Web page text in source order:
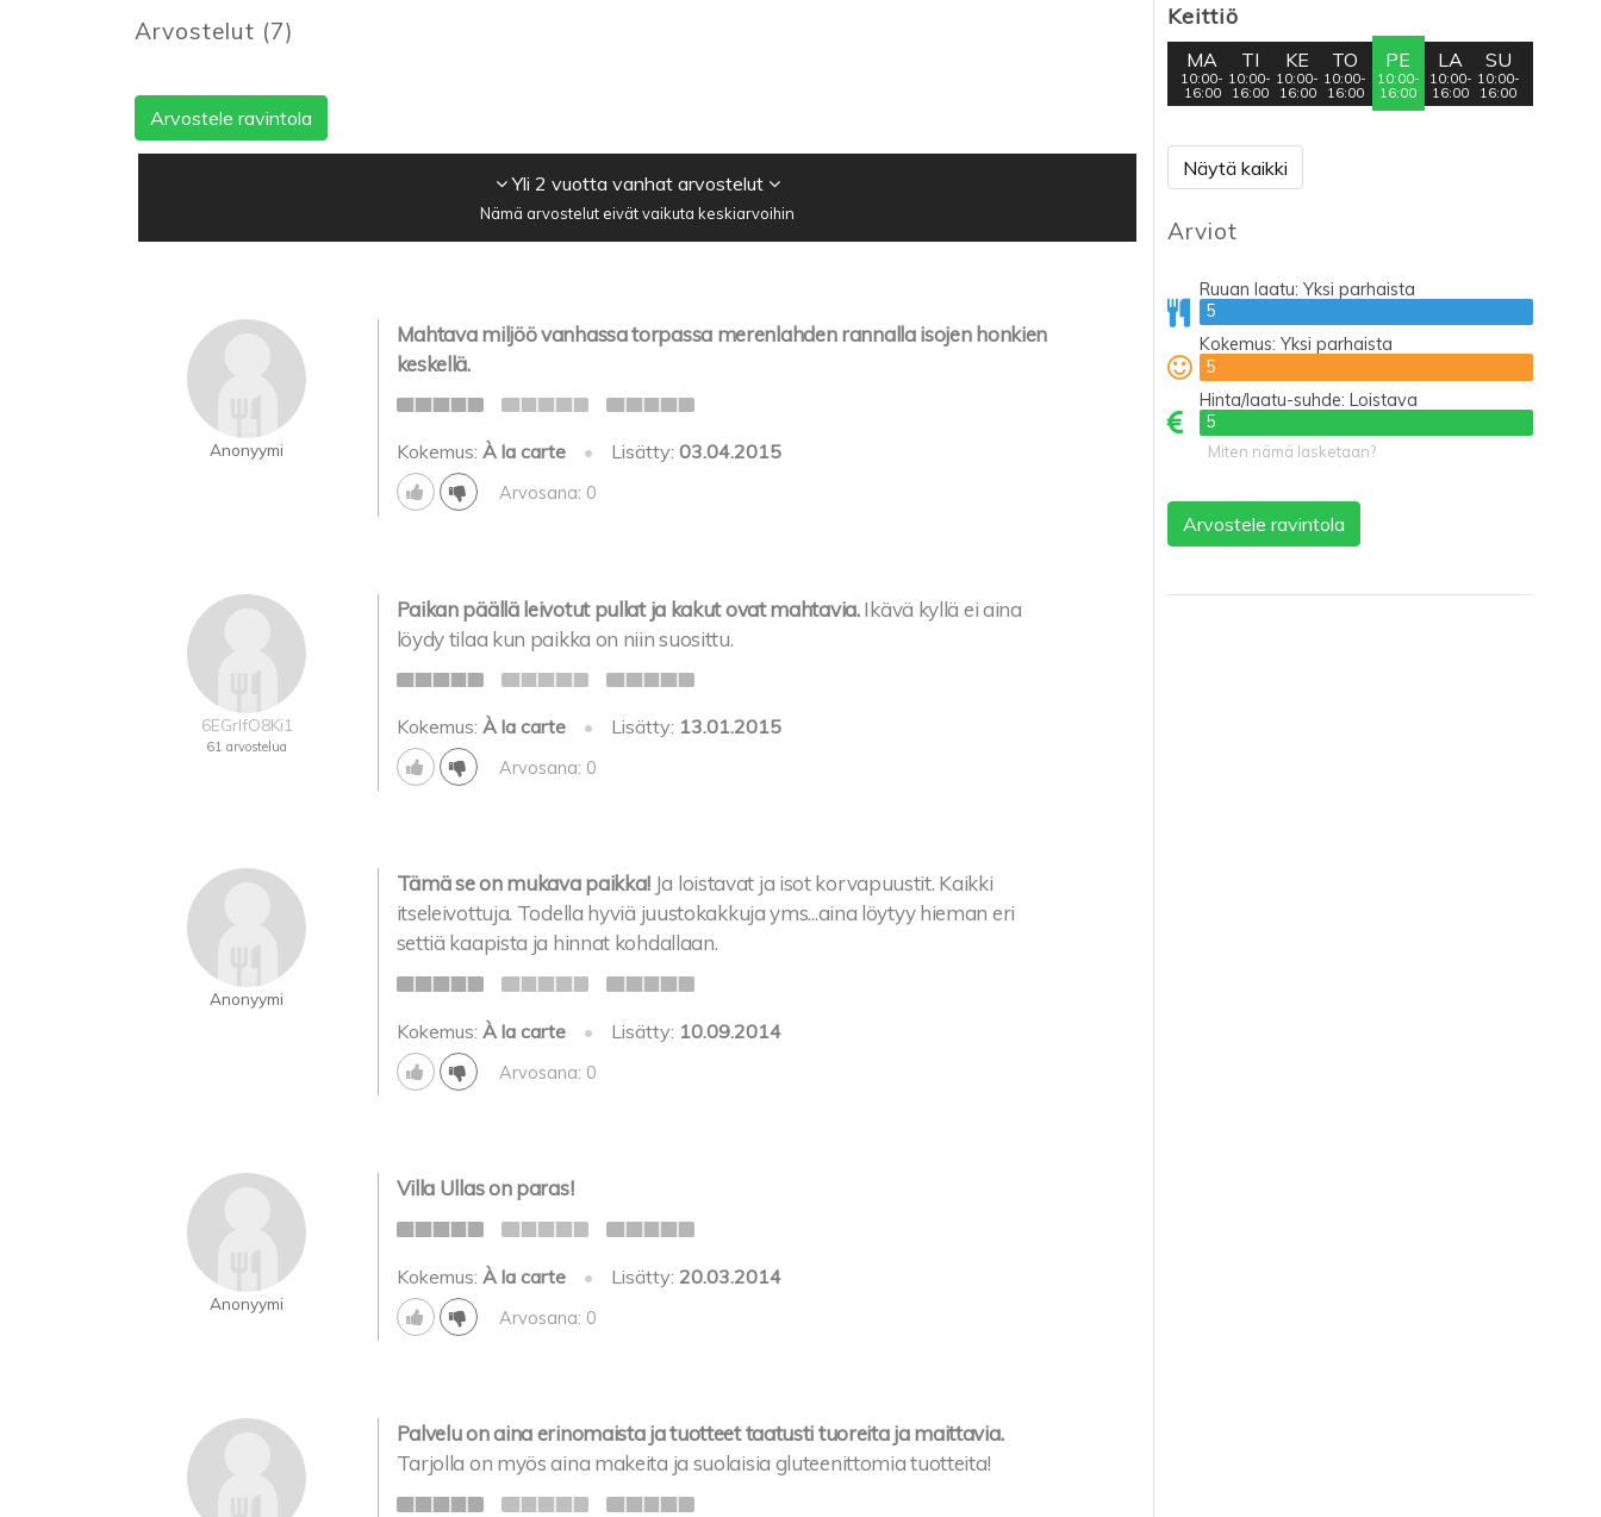
Keittiö
MA
10:00-
16:00
TI
10:00-
16:00
KE
10:00-
16:00
TO
10:00-
16:00
PE
10:00-
16:00
LA
10:00-
16:00
SU
10:00-
16:00
Näytä kaikki
Arviot
Ruuan laatu:Yksi parhaista
5
5
Kokemus:Yksi parhaista
5
5
Hinta/laatu-suhde:Loistava
5
5
Miten nämä lasketaan?
Arvostele ravintola
Arvostelut (7)
Arvostele ravintola
Yli 2 vuotta vanhat arvostelut
Nämä arvostelut eivät vaikuta keskiarvoihin
Anonyymi
Mahtava miljöö vanhassa torpassa merenlahden rannalla isojen honkien
keskellä.
Kokemus: À la carte • Lisätty: 03.04.2015
Arvosana: 0
6EGrIfO8Ki1
61 arvostelua
Paikan päällä leivotut pullat ja kakut ovat mahtavia. Ikävä kyllä ei aina
löydy tilaa kun paikka on niin suosittu.
Kokemus: À la carte • Lisätty: 13.01.2015
Arvosana: 0
Anonyymi
Tämä se on mukava paikka! Ja loistavat ja isot korvapuustit. Kaikki
itseleivottuja. Todella hyviä juustokakkuja yms...aina löytyy hieman eri
settiä kaapista ja hinnat kohdallaan.
Kokemus: À la carte • Lisätty: 10.09.2014
Arvosana: 0
Anonyymi
Villa Ullas on paras!
Kokemus: À la carte • Lisätty: 20.03.2014
Arvosana: 0
Palvelu on aina erinomaista ja tuotteet taatusti tuoreita ja maittavia.
Tarjolla on myös aina makeita ja suolaisia gluteenittomia tuotteita!